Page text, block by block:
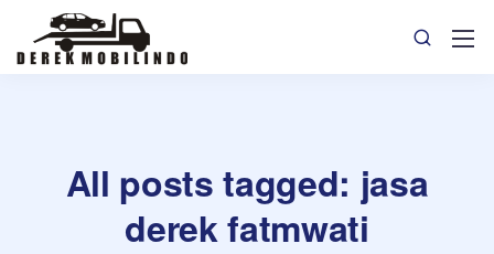
All posts tagged: jasa
derek fatmwati